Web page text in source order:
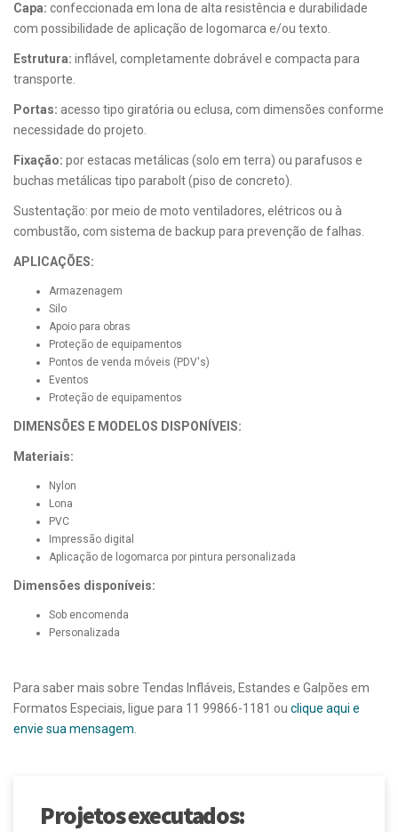
Capa: confeccionada em lona de alta resistência e durabilidade
com possibilidade de aplicação de logomarca e/ou texto.
Estrutura: inflável, completamente dobrável e compacta para
transporte.
Portas: acesso tipo giratória ou eclusa, com dimensões conforme
necessidade do projeto.
Fixação: por estacas metálicas (solo em terra) ou parafusos e
buchas metálicas tipo parabolt (piso de concreto).
Sustentação: por meio de moto ventiladores, elétricos ou à
combustão, com sistema de backup para prevenção de falhas.
APLICAÇÕES:
Armazenagem
Silo
Apoio para obras
Proteção de equipamentos
Pontos de venda móveis (PDV's)
Eventos
Proteção de equipamentos
DIMENSÕES E MODELOS DISPONÍVEIS:
Materiais:
Nylon
Lona
PVC
Impressão digital
Aplicação de logomarca por pintura personalizada
Dimensões disponíveis:
Sob encomenda
Personalizada
Para saber mais sobre Tendas Infláveis, Estandes e Galpões em
Formatos Especiais, ligue para 11 99866-1181 ou clique aqui e
envie sua mensagem.
Projetos executados: